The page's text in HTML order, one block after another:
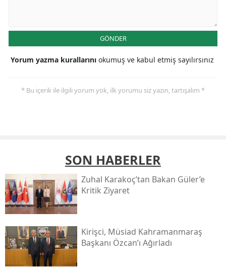
GÖNDER
Yorum yazma kurallarını okumuş ve kabul etmiş sayılırsınız
* Bu içerik ile ilgili yorum yok, ilk yorumu siz yazın, tartışalım *
SON HABERLER
Zuhal Karakoç’tan Bakan Güler’e
Kritik Ziyaret
Kirişci, Müsi̇ad Kahramanmaraş
Başkanı Özcan’ı Ağırladı